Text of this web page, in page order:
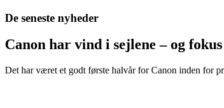
De seneste nyheder
Canon har vind i sejlene – og
Det har været et godt første halvår for Canon inden for